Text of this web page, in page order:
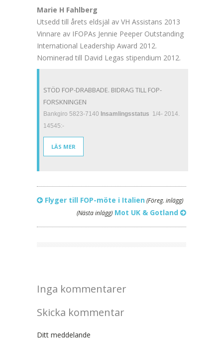
Marie H Fahlberg
Utsedd till årets eldsjäl av VH Assistans 2013
Vinnare av IFOPAs Jennie Peeper Outstanding
International Leadership Award 2012.
Nominerad till David Legas stipendium 2012.
STÖD FOP-DRABBADE. BIDRAG TILL FOP-
FORSKNINGEN
Bankgiro 5823-7140 Insamlingsstatus 1/4- 2014.
14545:-
LÄS MER
Flyger till FOP-möte i Italien (Föreg. inlägg)
(Nästa inlägg) Mot UK & Gotland
Inga kommentarer
Skicka kommentar
Ditt meddelande